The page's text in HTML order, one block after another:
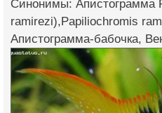
Синонимы: Апистограмма
ramirezi),Papiliochromis
Апистограмма-бабочка,